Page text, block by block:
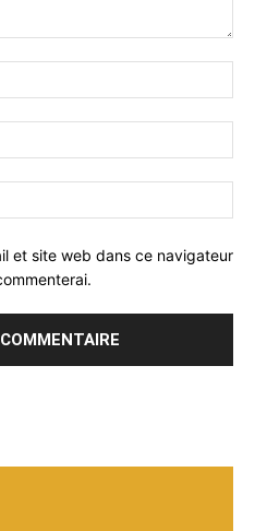
:*
:*
:
et site web dans ce navigateur